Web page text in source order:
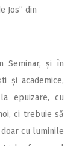
Jos” din
Seminar, și în
și academice,
epuizare, cu
ci trebuie să
cu luminile